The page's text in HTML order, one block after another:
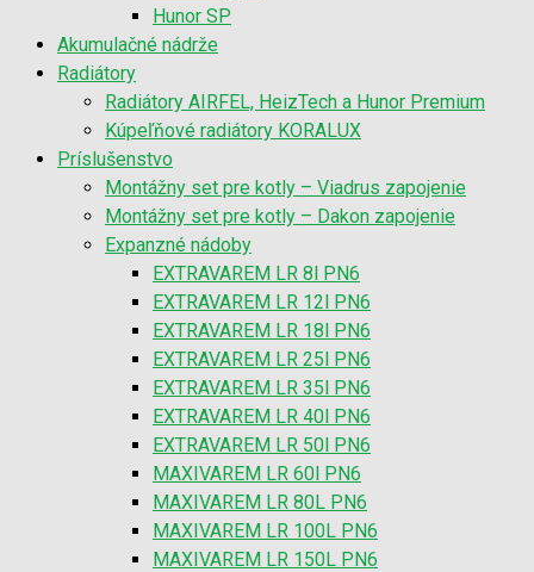
Hunor SP
Akumulačné nádrže
Radiátory
Radiátory AIRFEL, HeizTech a Hunor Premium
Kúpeľňové radiátory KORALUX
Príslušenstvo
Montážny set pre kotly – Viadrus zapojenie
Montážny set pre kotly – Dakon zapojenie
Expanzné nádoby
EXTRAVAREM LR 8l PN6
EXTRAVAREM LR 12l PN6
EXTRAVAREM LR 18l PN6
EXTRAVAREM LR 25l PN6
EXTRAVAREM LR 35l PN6
EXTRAVAREM LR 40l PN6
EXTRAVAREM LR 50l PN6
MAXIVAREM LR 60l PN6
MAXIVAREM LR 80L PN6
MAXIVAREM LR 100L PN6
MAXIVAREM LR 150L PN6